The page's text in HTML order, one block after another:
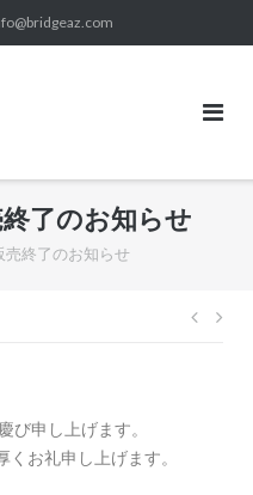
了のお知らせ
売終了のお知らせ
び申し上げます。
お礼申し上げます。